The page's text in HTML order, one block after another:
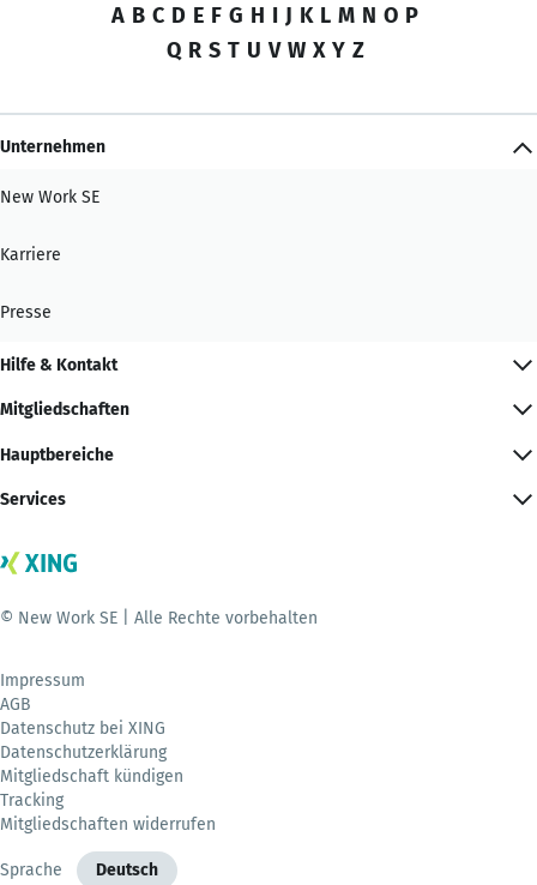
A B C D E F G H I J K L M N O P
Q R S T U V W X Y Z
Unternehmen
New Work SE
Karriere
Presse
Hilfe & Kontakt
Mitgliedschaften
Hauptbereiche
Services
© New Work SE | Alle Rechte vorbehalten
Impressum
AGB
Datenschutz bei XING
Datenschutzerklärung
Mitgliedschaft kündigen
Tracking
Mitgliedschaften widerrufen
Sprache Deutsch